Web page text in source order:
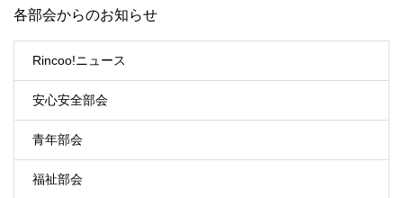
各部会からのお知らせ
Rincoo!ニュース
安心安全部会
青年部会
福祉部会